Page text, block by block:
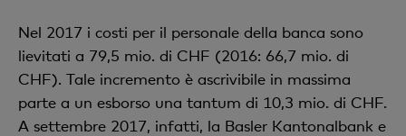
Nel 2017 i costi per il personale della banca sono
lievitati a 79,5 mio. di CHF (2016: 66,7 mio. di
CHF). Tale incremento è ascrivibile in massima
parte a un esborso una tantum di 10,3 mio. di CHF.
A settembre 2017, infatti, la Basler Kantonalbank e